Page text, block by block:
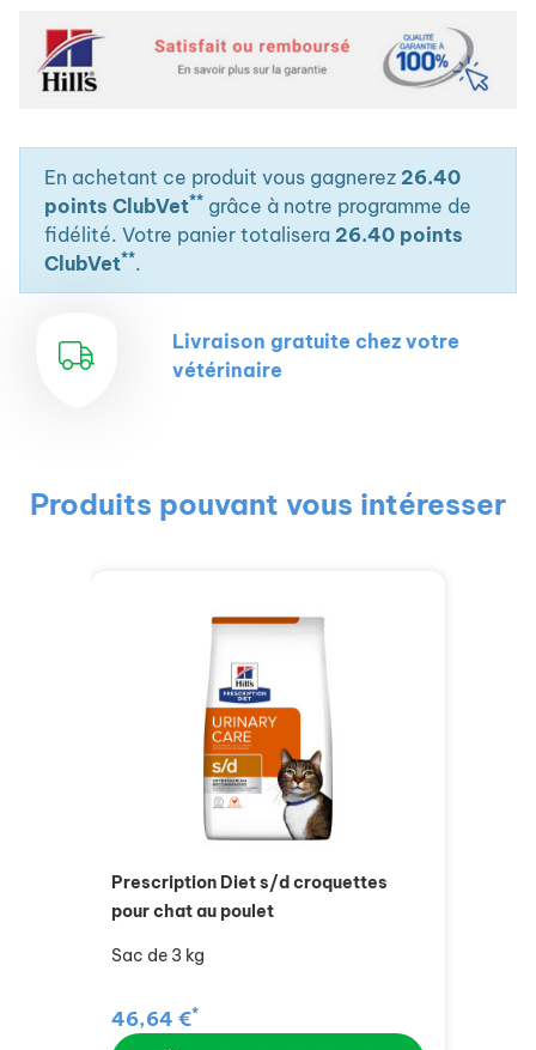
En achetant ce produit vous gagnerez 26.40
points ClubVet** grâce à notre programme de
fidélité. Votre panier totalisera 26.40 points
ClubVet**.
Livraison gratuite chez votre
vétérinaire
Produits pouvant vous intéresser
Prescription Diet s/d croquettes
pour chat au poulet
Sac de 3 kg
46,64 €*